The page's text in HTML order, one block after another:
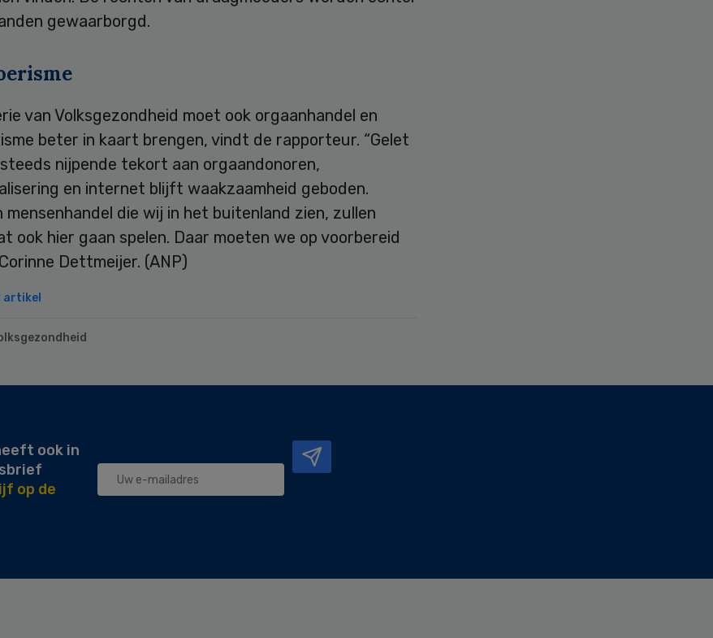
gewaarborgd.
van Volksgezondheid moet ook orgaanhandel en
beter in kaart brengen, vindt de rapporteur. “Gelet
nijpende tekort aan orgaandonoren,
en internet blijft waakzaamheid geboden.
mensenhandel die wij in het buitenland zien, zullen
ook hier gaan spelen. Daar moeten we op voorbereid
Dettmeijer. (ANP)
artikel
ook in
op de